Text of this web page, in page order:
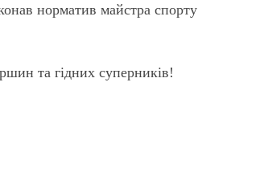
норматив майстра спорту
та гідних суперників!